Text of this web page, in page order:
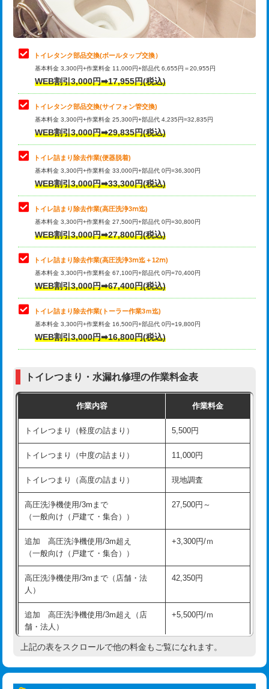
トイレタンク部品交換(ボールタップ交換）
基本料金 3,300円+作業料金 11,000円+部品代 6,655円＝20,955円
WEB割引3,000円➡17,955円(税込)
トイレタンク部品交換(サイフォン管交換)
基本料金 3,300円+作業料金 25,300円+部品代 4,235円=32,835円
WEB割引3,000円➡29,835円(税込)
トイレ詰まり除去作業(便器脱着)
基本料金 3,300円+作業料金 33,000円+部品代 0円=36,300円
WEB割引3,000円➡33,300円(税込)
トイレ詰まり除去作業(高圧洗浄3ⅿ迄)
基本料金 3,300円+作業料金 27,500円+部品代 0円=30,800円
WEB割引3,000円➡27,800円(税込)
トイレ詰まり除去作業(高圧洗浄3ⅿ迄＋12ⅿ)
基本料金 3,300円+作業料金 67,100円+部品代 0円=70,400円
WEB割引3,000円➡67,400円(税込)
トイレ詰まり除去作業(トーラー作業3ｍ迄)
基本料金 3,300円+作業料金 16,500円+部品代 0円=19,800円
WEB割引3,000円➡16,800円(税込)
トイレつまり・水漏れ修理の作業料金表
作業内容 作業料金
トイレつまり（軽度の詰まり） 5,500円
トイレつまり（中度の詰まり） 11,000円
トイレつまり（高度の詰まり） 現地調査
高圧洗浄機使用/3mまで
（一般向け（戸建て・集合））
27,500円～
追加 高圧洗浄機使用/3m超え
（一般向け（戸建て・集合））
+3,300円/ｍ
高圧洗浄機使用/3mまで（店舗・法
人）
42,350円
追加 高圧洗浄機使用/3m超え（店
舗・法人）
+5,500円/ｍ
高度高圧洗浄換 現地調査
上記の表をスクロールで他の料金もご覧になれます。